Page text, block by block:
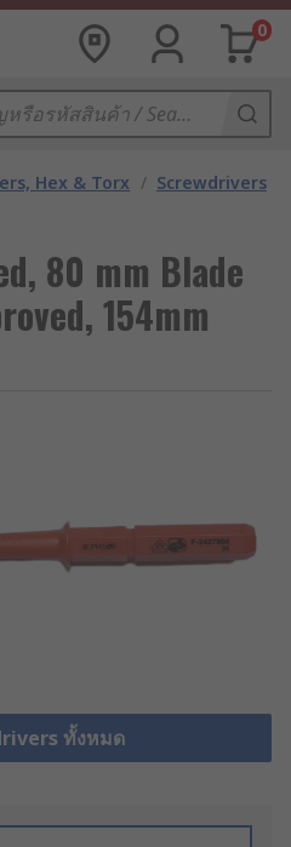
0
Hex & Torx / Screwdrivers
80 mm Blade
154mm
ทั้งหมด